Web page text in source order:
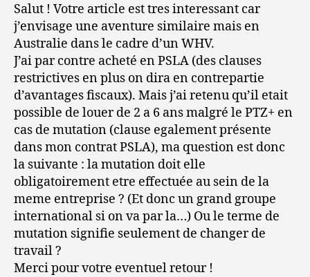
Salut ! Votre article est tres interessant car
j’envisage une aventure similaire mais en
Australie dans le cadre d’un WHV.
J’ai par contre acheté en PSLA (des clauses
restrictives en plus on dira en contrepartie
d’avantages fiscaux). Mais j’ai retenu qu’il etait
possible de louer de 2 a 6 ans malgré le PTZ+ en
cas de mutation (clause egalement présente
dans mon contrat PSLA), ma question est donc
la suivante : la mutation doit elle
obligatoirement etre effectuée au sein de la
meme entreprise ? (Et donc un grand groupe
international si on va par la…) Ou le terme de
mutation signifie seulement de changer de
travail ?
Merci pour votre eventuel retour !